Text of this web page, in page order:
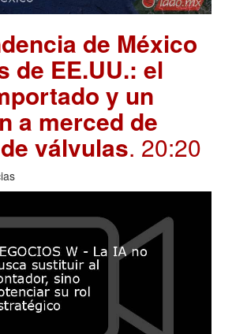
de México
de EE.UU.: el
y un
a merced de
válvulas. 20:20